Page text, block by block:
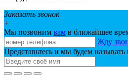
Заказать звонок
+
Мы позвоним вам в ближайшее
Жду
Представьтесь и мы будем